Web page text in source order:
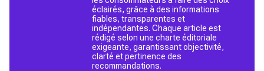
éclairés, grâce à des informations
fiables, transparentes et
indépendantes. Chaque article est
rédigé selon une charte éditoriale
exigeante, garantissant objectivité,
clarté et pertinence des
recommandations.